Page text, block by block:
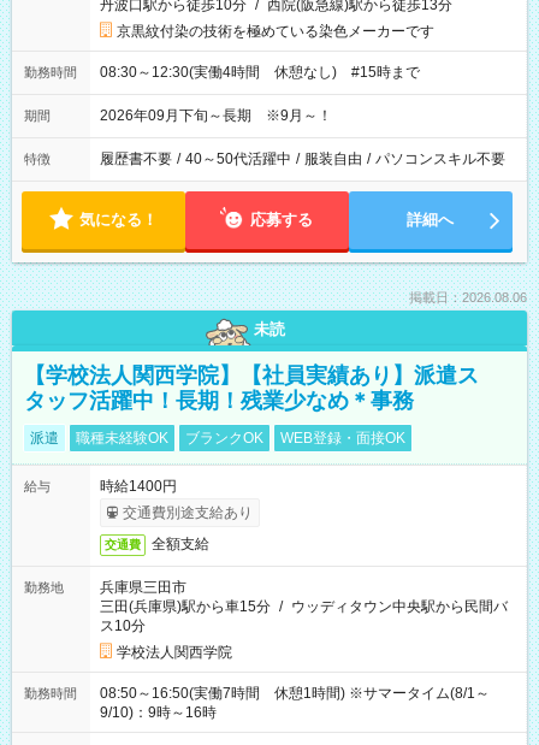
丹波口駅から徒歩10分 / 西院(阪急線)駅から徒歩13分
京黒紋付染の技術を極めている染色メーカーです
勤務時間 08:30～12:30(実働4時間 休憩なし) #15時まで
期間 2026年09月下旬～長期 ※9月～！
特徴 履歴書不要 / 40～50代活躍中 / 服装自由 / パソコンスキル不要
気になる！ 応募する 詳細へ
掲載日：2026.08.06
未読
【学校法人関西学院】【社員実績あり】派遣ス
タッフ活躍中！長期！残業少なめ＊事務
派遣 職種未経験OK ブランクOK WEB登録・面接OK
給与
時給1400円
交通費別途支給あり
交通費 全額支給
勤務地
兵庫県三田市
三田(兵庫県)駅から車15分 / ウッディタウン中央駅から民間バ
ス10分
学校法人関西学院
勤務時間
08:50～16:50(実働7時間 休憩1時間) ※サマータイム(8/1～
9/10)：9時～16時